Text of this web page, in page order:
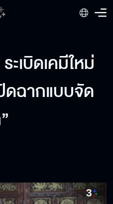
เบิดเคมีใหม่
ดฉากแบบจัด